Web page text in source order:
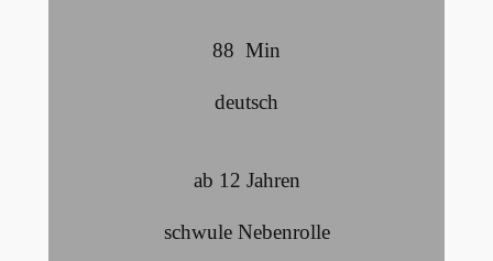
88 Min
deutsch
ab 12 Jahren
schwule Nebenrolle